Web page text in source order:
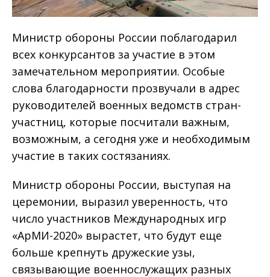
Министр обороны России поблагодарил
всех конкурсантов за участие в этом
замечательном мероприятии. Особые
слова благодарности прозвучали в адрес
руководителей военных ведомств стран-
участниц, которые посчитали важным,
возможным, а сегодня уже и необходимым
участие в таких состязаниях.
Министр обороны России, выступая на
церемонии, выразил уверенность, что
число участников Международных игр
«АрМИ-2020» вырастет, что будут еще
больше крепнуть дружеские узы,
связывающие военнослужащих разных